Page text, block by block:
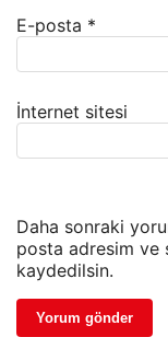
E-posta *
İnternet sitesi
Daha sonraki
posta adresim ve
kaydedilsin.